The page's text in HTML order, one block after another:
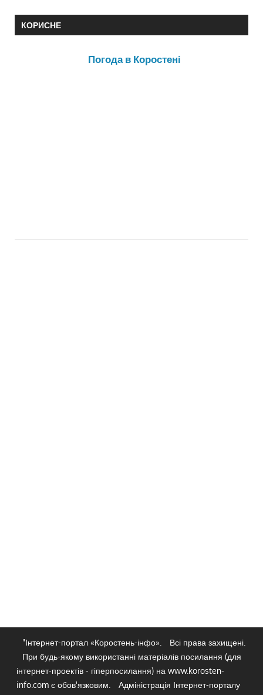
КОРИСНЕ
Погода в Коростені
"Інтернет-портал «Коростень-інфо».
Всі права захищені.
При будь-якому використанні матеріалів посилання (для
інтернет-проектів - гіперпосилання) на www.korosten-
info.com є обов'язковим.
Адміністрація Інтернет-порталу